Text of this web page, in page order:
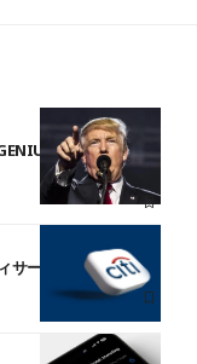
法案の可決を後
サービス開始を計画